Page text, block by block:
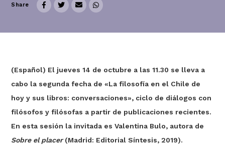
Share
(Español) El jueves 14 de octubre a las 11.30 se lleva a
cabo la segunda fecha de «La filosofía en el Chile de
hoy y sus libros: conversaciones», ciclo de diálogos con
filósofos y filósofas a partir de publicaciones recientes.
En esta sesión la invitada es Valentina Bulo, autora de
Sobre el placer(Madrid: Editorial Síntesis, 2019).